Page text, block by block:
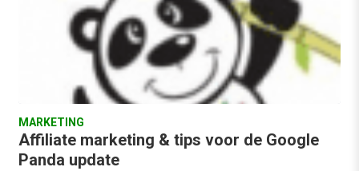
MARKETING
Affiliate marketing & tips voor de Google
Panda update